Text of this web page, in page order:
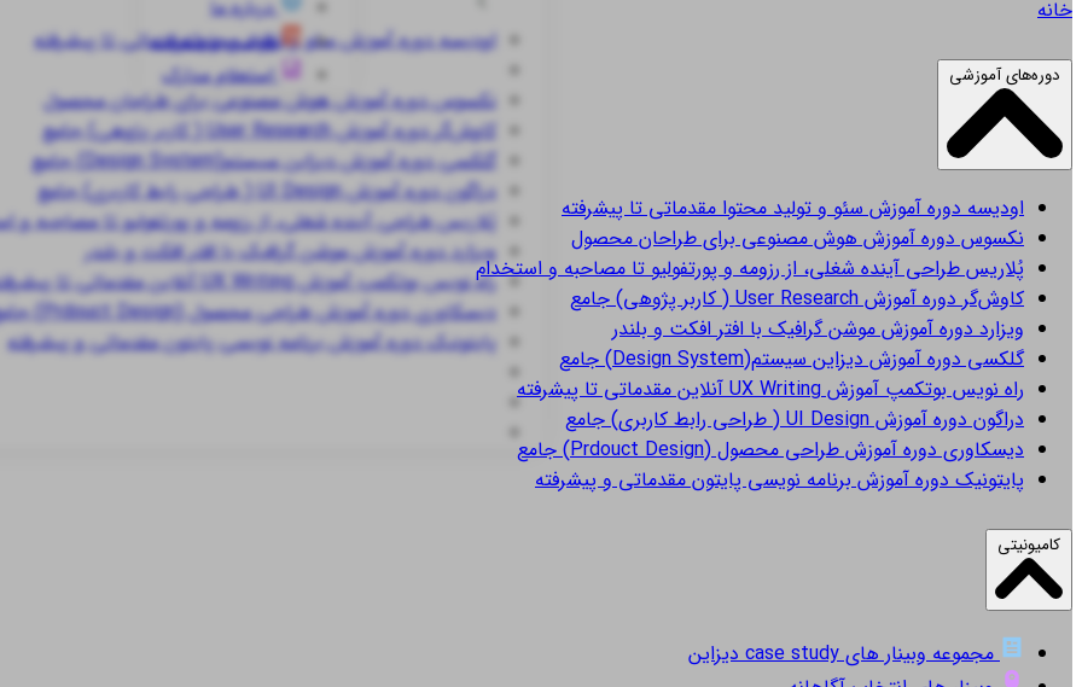
اودیسهدوره آموزش سئو و تولید محتوا مقدماتی تا پیشرفته
نکسوسدوره آموزش هوش مصنوعی برای طراحان محصول
کاوش‌گردوره آموزش User Research ( کاربر پژوهی) جامع
گلکسیدوره آموزش دیزاین سیستم(Design System) جامع
دراگوندوره آموزش UI Design ( طراحی رابط کاربری) جامع
پُلاریسطراحی آینده شغلی، از رزومه و پورتفولیو تا مصاحبه و
ویزارددوره آموزش موشن گرافیک با افتر افکت و بلندر
راه نویسبوتکمپ آموزش UX Writing آنلاین مقدماتی تا پیشرفته
دیسکاوریدوره آموزش طراحی محصول (Prdouct Design) جامع
پایتونیکدوره آموزش برنامه نویسی پایتون مقدماتی و پیشرفته
درباره ما
قوانین و مقررات
استعلام مدارک
خانه
دوره‌های آموزشی
اودیسهدوره آموزش سئو و تولید محتوا مقدماتی تا پیشرفته
نکسوسدوره آموزش هوش مصنوعی برای طراحان محصول
پُلاریسطراحی آینده شغلی، از رزومه و پورتفولیو تا مصاحبه و استخدام
کاوش‌گردوره آموزش User Research ( کاربر پژوهی) جامع
ویزارددوره آموزش موشن گرافیک با افتر افکت و بلندر
گلکسیدوره آموزش دیزاین سیستم(Design System) جامع
راه نویسبوتکمپ آموزش UX Writing آنلاین مقدماتی تا پیشرفته
دراگوندوره آموزش UI Design ( طراحی رابط کاربری) جامع
دیسکاوریدوره آموزش طراحی محصول (Prdouct Design) جامع
پایتونیکدوره آموزش برنامه نویسی پایتون مقدماتی و پیشرفته
کامیونیتی
مجموعه وبینار های case study دیزاین